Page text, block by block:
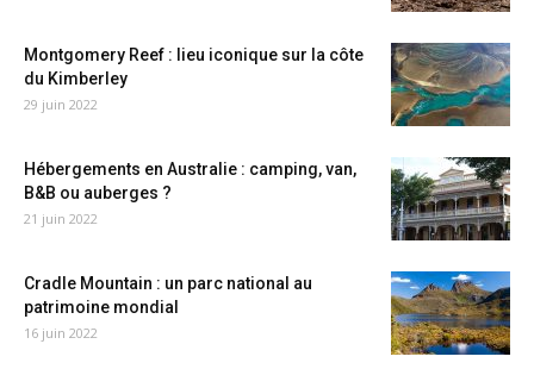
Montgomery Reef : lieu iconique sur la côte
du Kimberley
29 juin 2022
Hébergements en Australie : camping, van,
B&B ou auberges ?
21 juin 2022
Cradle Mountain : un parc national au
patrimoine mondial
16 juin 2022